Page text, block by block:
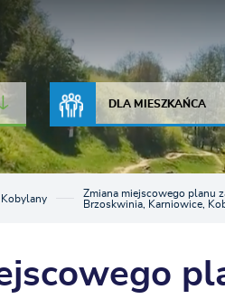
JAKOŚĆ POWIETRZA
DLA MIESZKAŃCA
Kobylany
Zmiana miejscowego planu
Brzoskwinia, Karniowice,